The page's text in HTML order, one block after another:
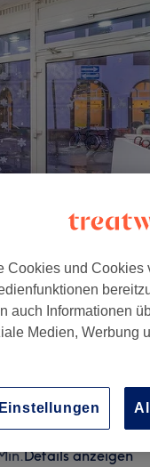
Details anzeigen
Shellac French
Details anzeigen
Cookies und Cookies
auch Informationen
Medien, Werbung